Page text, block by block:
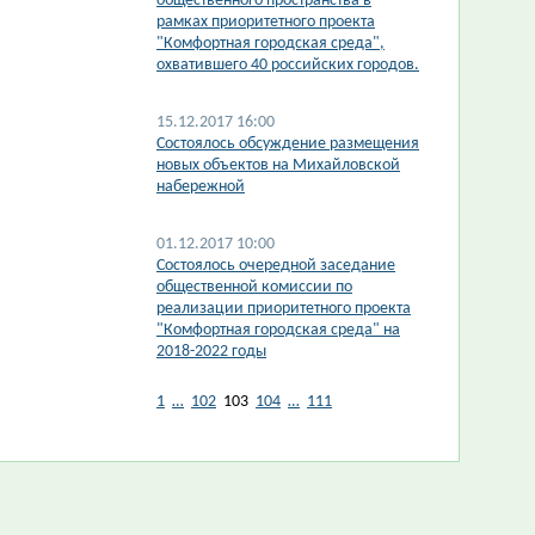
рамках приоритетного проекта
"Комфортная городская среда",
охватившего 40 российских городов.
15.12.2017 16:00
Состоялось обсуждение размещения
новых объектов на Михайловской
набережной
01.12.2017 10:00
Состоялось очередной заседание
общественной комиссии по
реализации приоритетного проекта
"Комфортная городская среда" на
2018-2022 годы
1 … 102 103 104 … 111